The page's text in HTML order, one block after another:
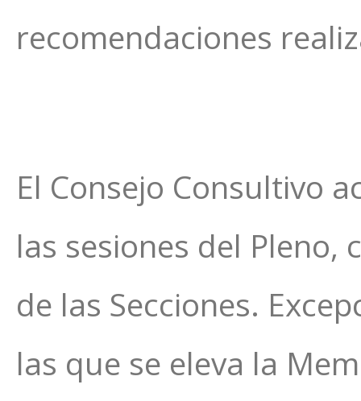
recomendaciones
El Consejo Consultivo
las sesiones del Pleno,
de las Secciones.
las que se eleva la